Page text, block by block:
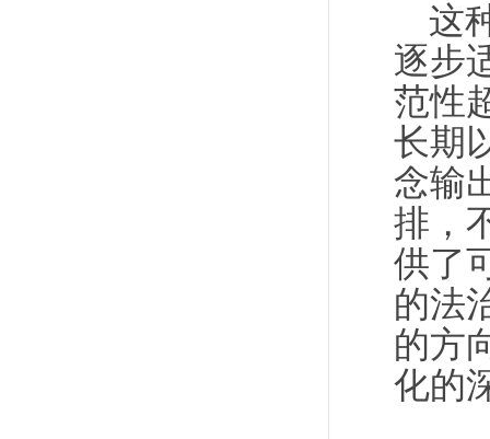
这
逐步
范性
长期
念输
排，
供了
的法
的方
化的